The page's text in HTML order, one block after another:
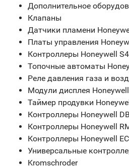
Дополнительное
Клапаны
Датчики пламени
Платы управления
Контроллеры Honeywell
Топочные автоматы
Реле давления газа и
Модули дисплея Honeywell
Таймер продувки
Контроллеры Honeywell
Контроллеры Honeywell
Контроллеры Honeywell
Универсальные
Kromschroder